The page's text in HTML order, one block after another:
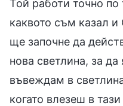
Той работи точно по
каквото съм казал и
ще започне да
нова светлина, за да
въвеждам в
когато влезеш в